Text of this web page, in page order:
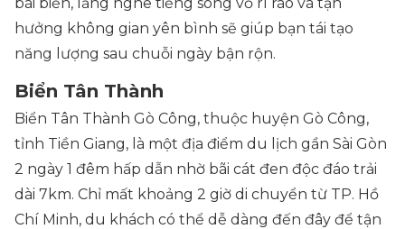
hưởng không gian yên bình sẽ giúp bạn tái tạo
năng lượng sau chuỗi ngày bận rộn.
Biển Tân Thành
Biển Tân Thành Gò Công, thuộc huyện Gò Công,
tỉnh Tiền Giang, là một địa điểm du lịch gần Sài Gòn
2 ngày 1 đêm hấp dẫn nhờ bãi cát đen độc đáo trải
dài 7km. Chỉ mất khoảng 2 giờ di chuyển từ TP. Hồ
Chí Minh, du khách có thể dễ dàng đến đây để tận